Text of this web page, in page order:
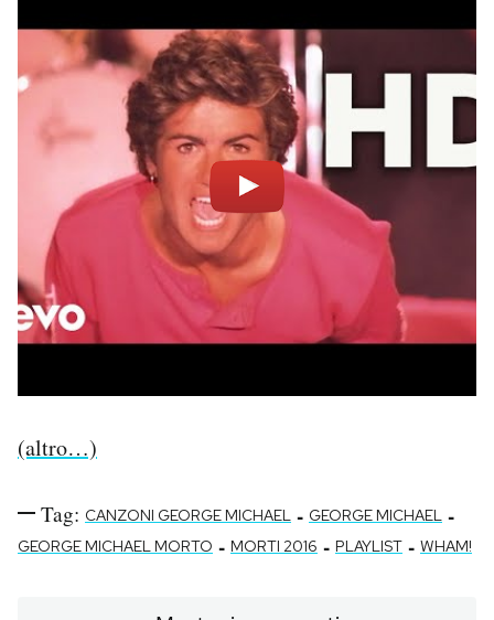
(altro…)
Tag: CANZONI GEORGE MICHAEL - GEORGE MICHAEL -
GEORGE MICHAEL MORTO - MORTI 2016 - PLAYLIST - WHAM!